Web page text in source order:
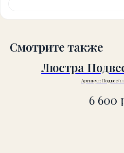
Смотрите также
Люстра
Артикул: Подвес/1
6 600